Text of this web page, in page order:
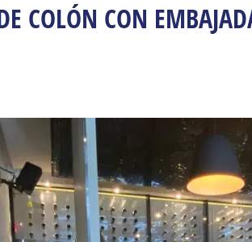
COLÓN CON